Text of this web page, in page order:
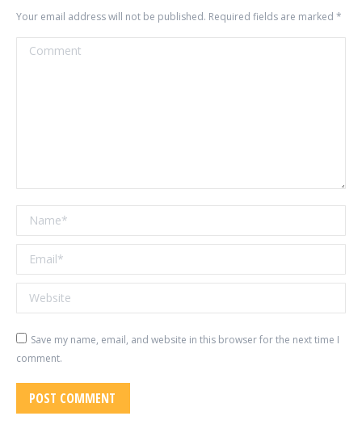
Your email address will not be published. Required fields are marked *
Comment
Name *
Email *
Website
Save my name, email, and website in this browser for the next time I
comment.
POST COMMENT